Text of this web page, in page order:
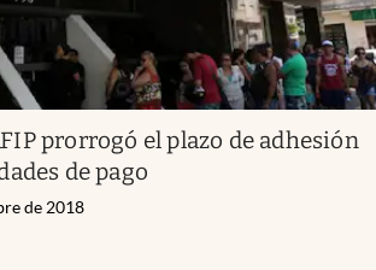
prorrogó el plazo de adhesión
de pago
de 2018